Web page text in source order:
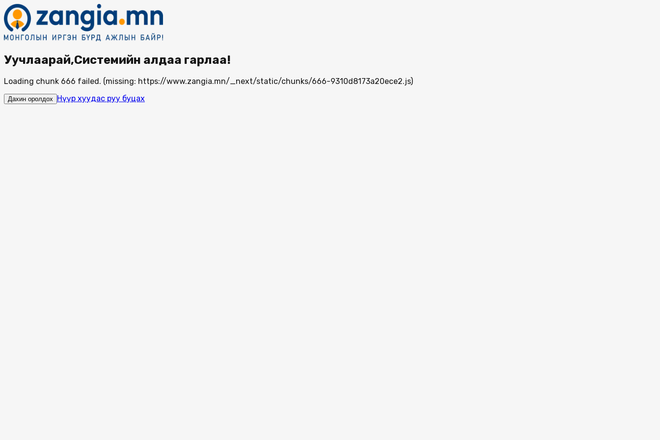
Уучлаарай,Системийн алдаа гарлаа!
Loading chunk 666 failed. (missing: https://www.zangia.mn/_next/static/chunks/666-9310d8173a20ece2.js)
Дахин оролдох Нүүр хуудас руу буцах